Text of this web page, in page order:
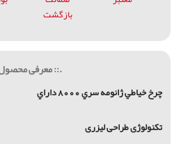
بازگشت
.:: معرفی
چرخ خياطي ژانومه سري 8000 داراي
تکنولوژی طراحی لیزری